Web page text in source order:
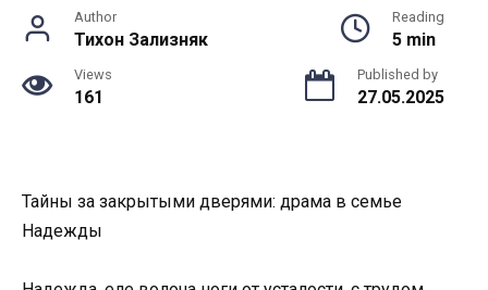
Author
Тихон Зализняк
Reading
5 min
Views
161
Published by
27.05.2025
Тайны за закрытыми дверями: драма в семье
Надежды